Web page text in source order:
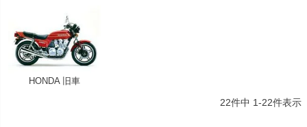
HONDA 旧車
22件中 1-22件表示